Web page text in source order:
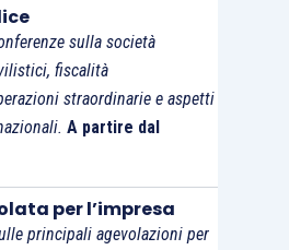
2017 chiude quindi con i
eseguiti) = 20.000
nel 2016 + 5.000 ravveduti
riporto/compensazione) =
€ 5.000 già utilizzati)
sulla società
fiscalità
straordinarie e aspetti
A partire dal
per l’impresa
principali agevolazioni per